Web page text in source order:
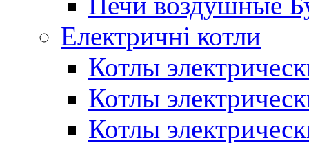
Електричні котли
Котлы
Котлы
Котлы